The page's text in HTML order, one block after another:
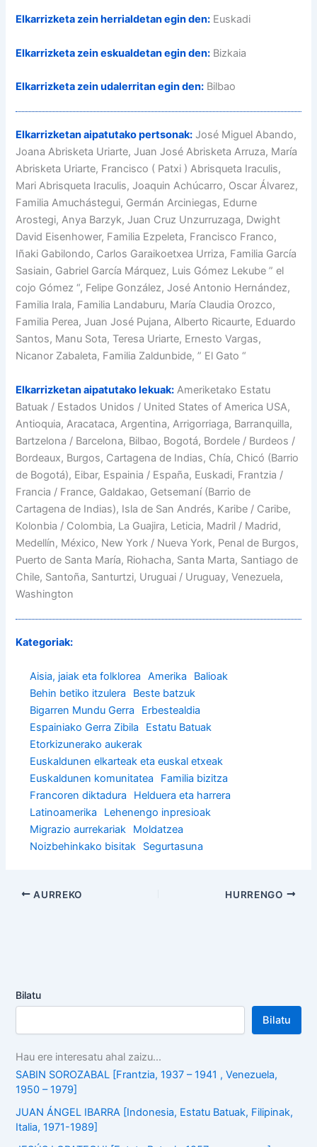
Elkarrizketa zein herrialdetan egin den: Euskadi
Elkarrizketa zein eskualdetan egin den: Bizkaia
Elkarrizketa zein udalerritan egin den: Bilbao
Elkarrizketan aipatutako pertsonak: José Miguel Abando,
Joana Abrisketa Uriarte, Juan José Abrisketa Arruza, María
Abrisketa Uriarte, Francisco ( Patxi ) Abrisqueta Iraculis,
Mari Abrisqueta Iraculis, Joaquin Achúcarro, Oscar Álvarez,
Familia Amuchástegui, Germán Arciniegas, Edurne
Arostegi, Anya Barzyk, Juan Cruz Unzurruzaga, Dwight
David Eisenhower, Familia Ezpeleta, Francisco Franco,
Iñaki Gabilondo, Carlos Garaikoetxea Urriza, Familia García
Sasiain, Gabriel García Márquez, Luis Gómez Lekube ” el
cojo Gómez “, Felipe González, José Antonio Hernández,
Familia Irala, Familia Landaburu, María Claudia Orozco,
Familia Perea, Juan José Pujana, Alberto Ricaurte, Eduardo
Santos, Manu Sota, Teresa Uriarte, Ernesto Vargas,
Nicanor Zabaleta, Familia Zaldunbide, ” El Gato “
Elkarrizketan aipatutako lekuak: Ameriketako Estatu
Batuak / Estados Unidos / United States of America USA,
Antioquia, Aracataca, Argentina, Arrigorriaga, Barranquilla,
Bartzelona / Barcelona, Bilbao, Bogotá, Bordele / Burdeos /
Bordeaux, Burgos, Cartagena de Indias, Chía, Chicó (Barrio
de Bogotá), Eibar, Espainia / España, Euskadi, Frantzia /
Francia / France, Galdakao, Getsemaní (Barrio de
Cartagena de Indias), Isla de San Andrés, Karibe / Caribe,
Kolonbia / Colombia, La Guajira, Leticia, Madril / Madrid,
Medellín, México, New York / Nueva York, Penal de Burgos,
Puerto de Santa María, Riohacha, Santa Marta, Santiago de
Chile, Santoña, Santurtzi, Uruguai / Uruguay, Venezuela,
Washington
Kategoriak:
Aisia, jaiak eta folklorea Amerika
Balioak
Behin betiko itzulera
Beste batzuk
Bigarren Mundu Gerra
Erbestealdia
Espainiako Gerra Zibila
Estatu Batuak
Etorkizunerako aukerak
Euskaldunen elkarteak eta euskal etxeak
Euskaldunen komunitatea
Familia bizitza
Francoren diktadura
Helduera eta harrera
Latinoamerika
Lehenengo inpresioak
Migrazio aurrekariak
Moldatzea
Noizbehinkako bisitak
Segurtasuna
AURREKO HURRENGO
Bilatu
Bilatu
Hau ere interesatu ahal zaizu...
SABIN SOROZABAL [Frantzia, 1937 – 1941 , Venezuela,
1950 – 1979]
JUAN ÁNGEL IBARRA [Indonesia, Estatu Batuak, Filipinak,
Italia, 1971-1989]